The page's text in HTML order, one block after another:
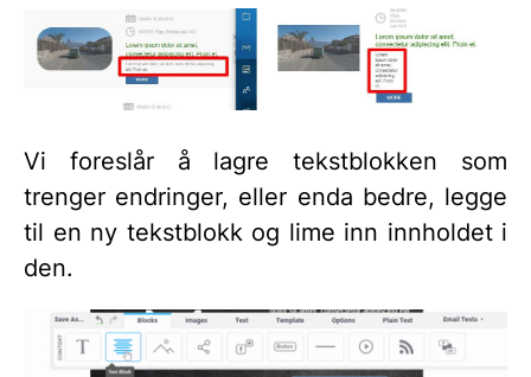
Vi foreslår å lagre tekstblokken som
trenger endringer, eller enda bedre, legge
til en ny tekstblokk og lime inn innholdet i
den.